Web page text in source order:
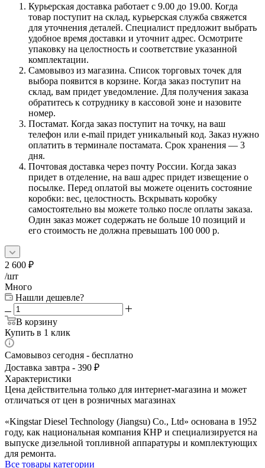
Курьерская доставка работает с 9.00 до 19.00. Когда
товар поступит на склад, курьерская служба свяжется
для уточнения деталей. Специалист предложит выбрать
удобное время доставки и уточнит адрес. Осмотрите
упаковку на целостность и соответствие указанной
комплектации.
Самовывоз из магазина. Список торговых точек для
выбора появится в корзине. Когда заказ поступит на
склад, вам придет уведомление. Для получения заказа
обратитесь к сотруднику в кассовой зоне и назовите
номер.
Постамат. Когда заказ поступит на точку, на ваш
телефон или e-mail придет уникальный код. Заказ нужно
оплатить в терминале постамата. Срок хранения — 3
дня.
Почтовая доставка через почту России. Когда заказ
придет в отделение, на ваш адрес придет извещение о
посылке. Перед оплатой вы можете оценить состояние
коробки: вес, целостность. Вскрывать коробку
самостоятельно вы можете только после оплаты заказа.
Один заказ может содержать не больше 10 позиций и
его стоимость не должна превышать 100 000 р.
2 600 ₽
/шт
Много
Нашли дешевле?
В корзину
Купить в 1 клик
Самовывоз сегодня - бесплатно
Доставка завтра - 390 ₽
Характеристики
Цена действительна только для интернет-магазина и может
отличаться от цен в розничных магазинах
«Kingstar Diesel Technology (Jiangsu) Co., Ltd» основана в 1952
году, как национальная компания КНР и специализируется на
выпуске дизельной топливной аппаратуры и комплектующих
для ремонта.
Все товары категории